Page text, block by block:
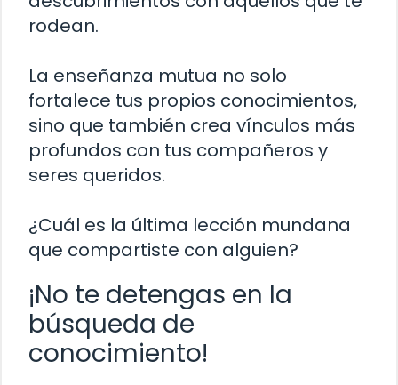
rodean.
La enseñanza mutua no solo
fortalece tus propios conocimientos,
sino que también crea vínculos más
profundos con tus compañeros y
seres queridos.
¿Cuál es la última lección mundana
que compartiste con alguien?
¡No te detengas en la
búsqueda de
conocimiento!